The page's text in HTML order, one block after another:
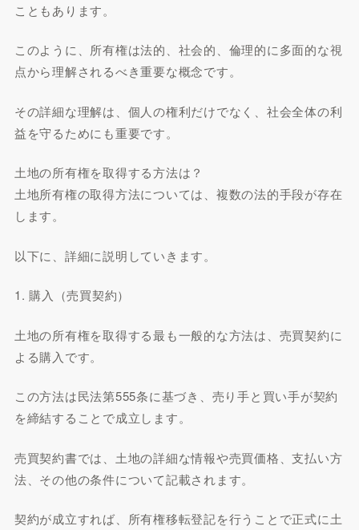
こともあります。
このように、所有権は法的、社会的、倫理的に多面的な視
点から理解されるべき重要な概念です。
その詳細な理解は、個人の権利だけでなく、社会全体の利
益を守るためにも重要です。
土地の所有権を取得する方法は？
土地所有権の取得方法については、複数の法的手段が存在
します。
以下に、詳細に説明していきます。
1. 購入（売買契約）
土地の所有権を取得する最も一般的な方法は、売買契約に
よる購入です。
この方法は民法第555条に基づき、売り手と買い手が契約
を締結することで成立します。
売買契約書では、土地の詳細な情報や売買価格、支払い方
法、その他の条件について記載されます。
契約が成立すれば、所有権移転登記を行うことで正式に土